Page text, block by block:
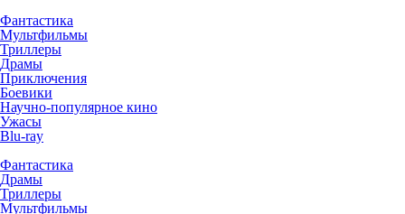
Фантастика
Мультфильмы
Триллеры
Драмы
Приключения
Боевики
Научно-популярное кино
Ужасы
Blu-ray
Фантастика
Драмы
Триллеры
Мультфильмы